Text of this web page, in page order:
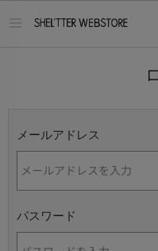
メールアドレス
パスワード